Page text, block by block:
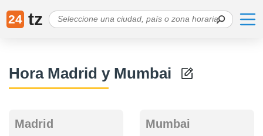
24 tz
Hora Madrid y Mumbai
Madrid Mumbai